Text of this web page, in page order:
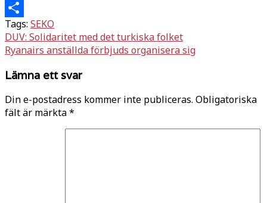
Twitter
Dela
Tags: SEKO
Inläggsnavigering
DUV: Solidaritet med det turkiska folket
Ryanairs anställda förbjuds organisera sig
Lämna ett svar
Din e-postadress kommer inte publiceras. Obligatoriska
fält är märkta*